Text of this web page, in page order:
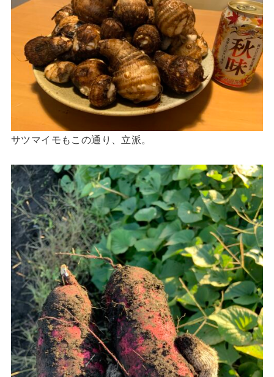
サツマイモもこの通り、立派。